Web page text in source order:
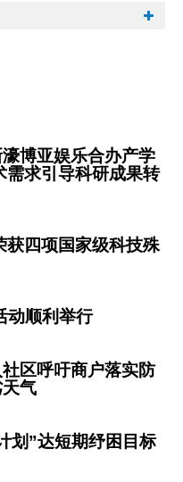
博亚娱乐合办产学
需求引导科研成果转
获四项国家级科技殊
动顺利举行
区呼吁商户落实防
气
划”达短期纾困目标